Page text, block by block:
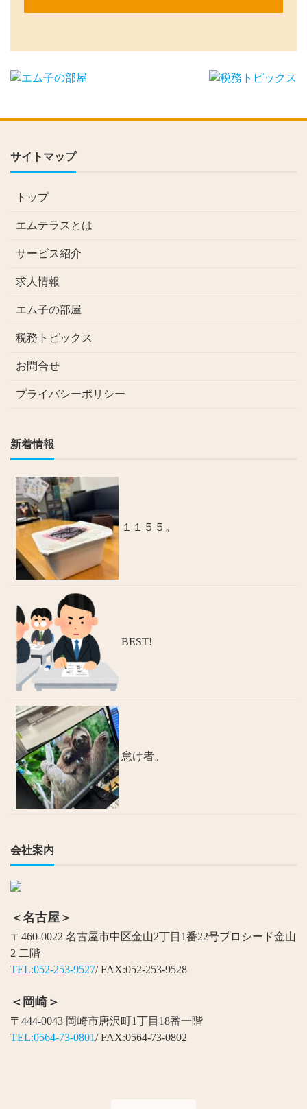
サイトマップ
トップ
エムテラスとは
サービス紹介
求人情報
エム子の部屋
税務トピックス
お問合せ
プライバシーポリシー
新着情報
１１５５。
BEST!
怠け者。
会社案内
＜名古屋＞
〒460-0022 名古屋市中区金山2丁目1番22号プロシード金山
2 二階
TEL:052-253-9527/ FAX:052-253-9528
＜岡崎＞
〒444-0043 岡崎市唐沢町1丁目18番一階
TEL:0564-73-0801/ FAX:0564-73-0802